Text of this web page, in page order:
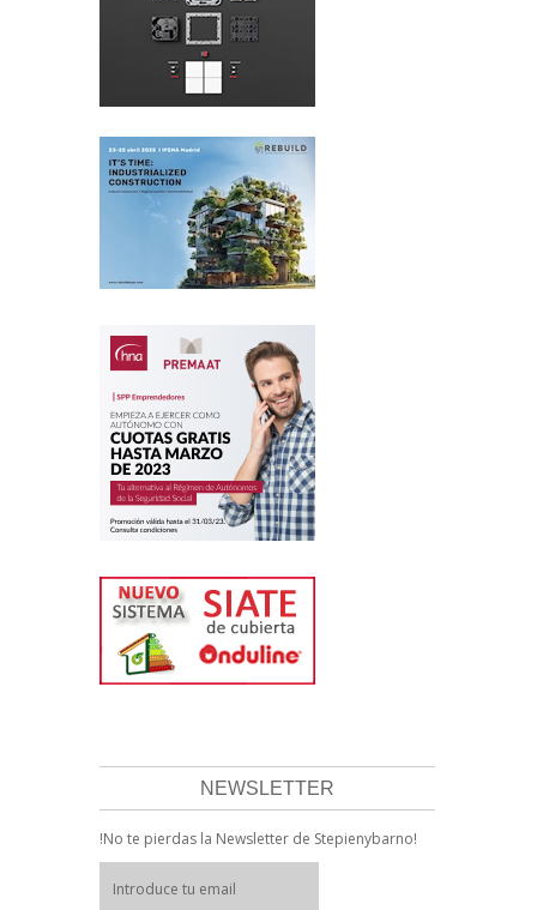
NEWSLETTER
!No te pierdas la Newsletter de Stepienybarno!